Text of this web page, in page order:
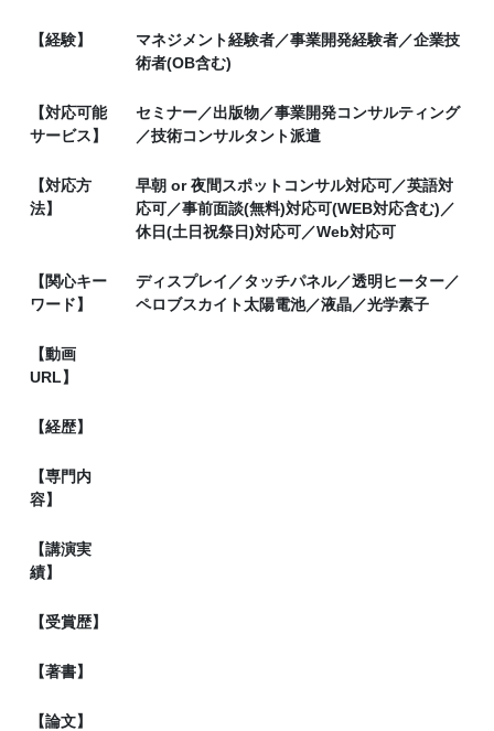
【経験】
マネジメント経験者／事業開発経験者／企業技
術者(OB含む)
【対応可能
サービス】
セミナー／出版物／事業開発コンサルティング
／技術コンサルタント派遣
【対応方
法】
早朝 or 夜間スポットコンサル対応可／英語対
応可／事前面談(無料)対応可(WEB対応含む)／
休日(土日祝祭日)対応可／Web対応可
【関心キー
ワード】
ディスプレイ／タッチパネル／透明ヒーター／
ペロブスカイト太陽電池／液晶／光学素子
【動画
URL】
【経歴】
【専門内
容】
【講演実
績】
【受賞歴】
【著書】
【論文】